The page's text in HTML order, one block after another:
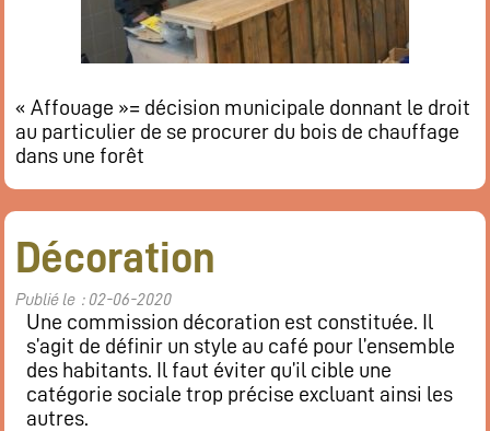
« Affouage »= décision municipale donnant le droit
au particulier de se procurer du bois de chauffage
dans une forêt
Décoration
Publié le : 02-06-2020
Une commission décoration est constituée. Il
s’agit de définir un style au café pour l’ensemble
des habitants. Il faut éviter qu’il cible une
catégorie sociale trop précise excluant ainsi les
autres.